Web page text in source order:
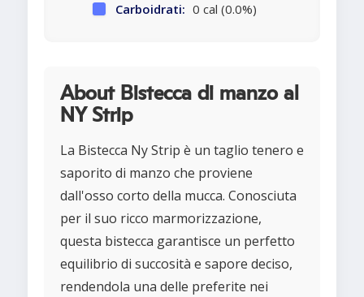
Carboidrati: 0 cal (0.0%)
About Bistecca di manzo al
NY Strip
La Bistecca Ny Strip è un taglio tenero e
saporito di manzo che proviene
dall'osso corto della mucca. Conosciuta
per il suo ricco marmorizzazione,
questa bistecca garantisce un perfetto
equilibrio di succosità e sapore deciso,
rendendola una delle preferite nei